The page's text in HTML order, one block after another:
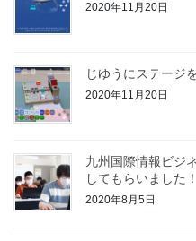
2020年11月20日
じゆうにステージ
2020年11月20日
九州国際情報ビジ
してもらいました！
2020年8月5日